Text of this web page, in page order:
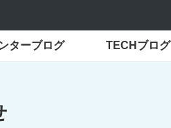
ターブログ TECHブログ